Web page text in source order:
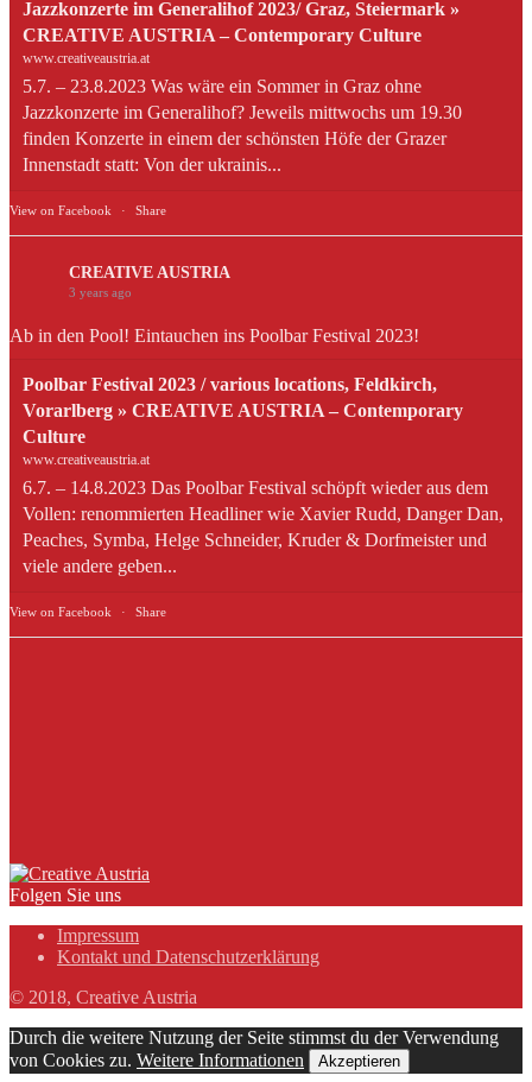
Jazzkonzerte im Generalihof 2023/ Graz, Steiermark »
CREATIVE AUSTRIA – Contemporary Culture
www.creativeaustria.at
5.7. – 23.8.2023 Was wäre ein Sommer in Graz ohne
Jazzkonzerte im Generalihof? Jeweils mittwochs um 19.30
finden Konzerte in einem der schönsten Höfe der Grazer
Innenstadt statt: Von der ukrainis...
View on Facebook · Share
CREATIVE AUSTRIA
3 years ago
Ab in den Pool! Eintauchen ins Poolbar Festival 2023!
Poolbar Festival 2023 / various locations, Feldkirch,
Vorarlberg » CREATIVE AUSTRIA – Contemporary
Culture
www.creativeaustria.at
6.7. – 14.8.2023 Das Poolbar Festival schöpft wieder aus dem
Vollen: renommierten Headliner wie Xavier Rudd, Danger Dan,
Peaches, Symba, Helge Schneider, Kruder & Dorfmeister und
viele andere geben...
View on Facebook · Share
Folgen Sie uns
Impressum
Kontakt und Datenschutzerklärung
© 2018, Creative Austria
Durch die weitere Nutzung der Seite stimmst du der Verwendung
von Cookies zu. Weitere Informationen Akzeptieren